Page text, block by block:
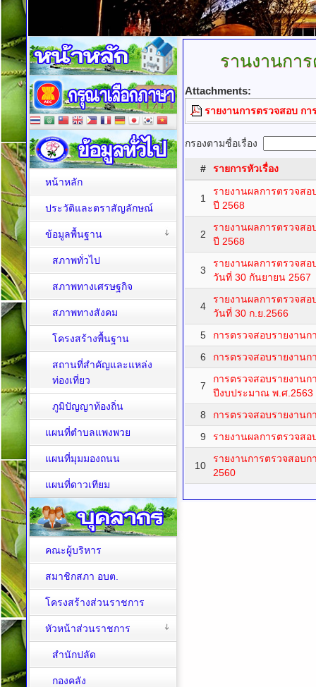
รานงานกา
Attachments:
รายงานการตรวจสอบ ก
กรองตามชื่อเรื่อง
# รายการหัวเรื่อง
1
รายงานผลการตรวจส
ปี 2568
2
รายงานผลการตรวจส
ปี 2568
3
รายงานผลการตรวจส
วันที่ 30 กันยายน 2567
4
รายงานผลการตรวจส
วันที่ 30 ก.ย.2566
5
การตรวจสอบรายงานก
6
การตรวจสอบรายงานก
7
การตรวจสอบรายงานก
ปีงบประมาณ พ.ศ.2563
8
การตรวจสอบรายงานก
9
รายงานผลการตรวจสอ
10
รายงานการตรวจสอบ
2560
หน้าหลัก
ประวัติและตราสัญลักษณ์
ข้อมูลพื้นฐาน
สภาพทั่วไป
สภาพทางเศรษฐกิจ
สภาพทางสังคม
โครงสร้างพื้นฐาน
สถานที่สำคัญและแหล่ง
ท่องเที่ยว
ภูมิปัญญาท้องถิ่น
แผนที่ตำบลแพงพวย
แผนที่มุมมองถนน
แผนที่ดาวเทียม
คณะผู้บริหาร
สมาชิกสภา อบต.
โครงสร้างส่วนราชการ
หัวหน้าส่วนราชการ
สำนักปลัด
กองคลัง